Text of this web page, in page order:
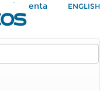
Mi Cuenta ENGLISH